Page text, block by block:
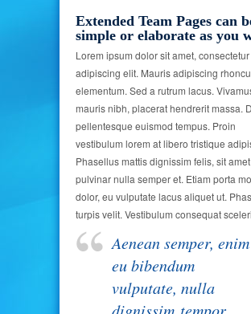
Extended Team Pages can
simple or elaborate as you
Lorem ipsum dolor sit amet, consectetur
adipiscing elit. Mauris adipiscing
elementum. Sed a rutrum lacus.
mauris nibh, placerat hendrerit massa.
pellentesque euismod tempus. Proin
vestibulum lorem at libero tristique
Phasellus mattis dignissim felis, sit amet
pulvinar nulla semper et. Etiam porta
dolor, eu vulputate lacus aliquet ut.
turpis velit.
Aenean semper, enim
eu bibendum
vulputate, nulla
Vestibulum consequat